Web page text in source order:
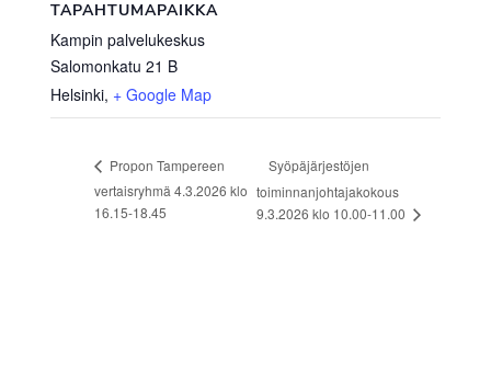
TAPAHTUMAPAIKKA
Kampin palvelukeskus
Salomonkatu 21 B
Helsinki, + Google Map
Propon Tampereen
vertaisryhmä 4.3.2026 klo
16.15-18.45
Syöpäjärjestöjen
toiminnanjohtajakokous
9.3.2026 klo 10.00-11.00